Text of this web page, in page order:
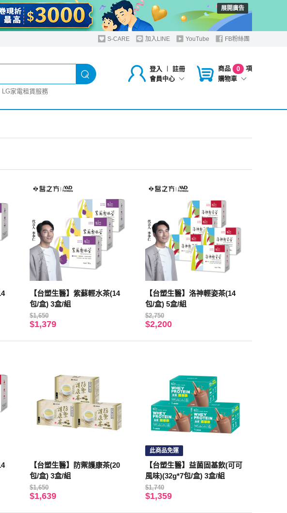
展開廣告
S-CARE 加入LINE YouTube FB粉絲團
登入 ︱
註冊
會員中心
商品 0
項
購物車
LG家電租賃服務
【台塑生醫】紫蘇輕水茶(14
包/盒) 3盒/組
$1,650
$1,379
【台塑生醫】洛神輕姿茶(14
包/盒) 5盒/組
$2,750
$2,200
【台塑生醫】防禦護康茶(20
包/盒) 3盒/組
$1,650
$1,639
此商品免運
【台塑生醫】益菌固基飲(可可
風味)(32g*7包/盒) 3盒/組
$1,740
$1,359